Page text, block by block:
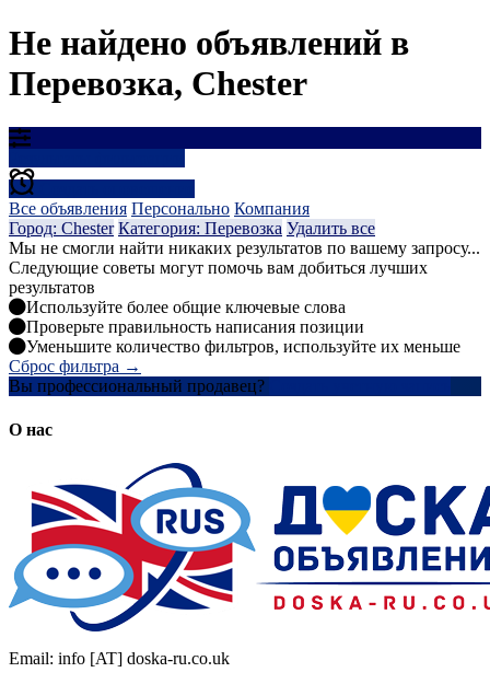
Не найдено объявлений в
Перевозка, Chester
Все объявления Персонально Компания
Город: Chester Категория: Перевозка Удалить все
Мы не смогли найти никаких результатов по вашему запросу...
Следующие советы могут помочь вам добиться лучших
результатов
Используйте более общие ключевые слова
Проверьте правильность написания позиции
Уменьшите количество фильтров, используйте их меньше
Сброс фильтра →
Вы профессиональный продавец?
О нас
Email: info [AT] doska-ru.co.uk